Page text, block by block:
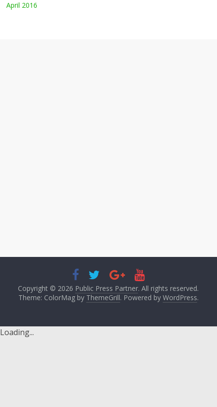
April 2016
Copyright © 2026 Public Press Partner. All rights reserved.
Theme: ColorMag by ThemeGrill. Powered by WordPress.
Loading...